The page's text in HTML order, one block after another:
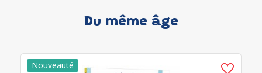
Du même âge